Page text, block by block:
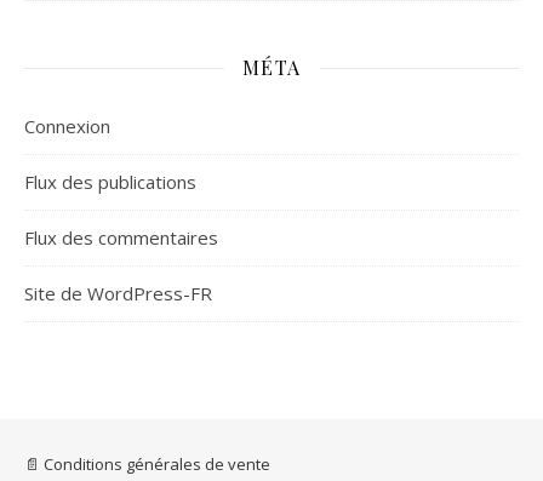
MÉTA
Connexion
Flux des publications
Flux des commentaires
Site de WordPress-FR
📄 Conditions générales de vente